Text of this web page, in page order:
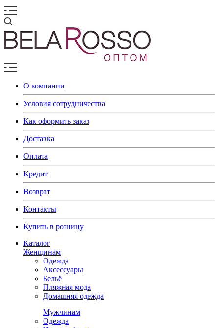
О компании
Условия сотрудничества
Как оформить заказ
Доставка
Оплата
Кредит
Возврат
Контакты
Купить в розницу
Каталог
Женщинам
Одежда
Аксессуары
Бельё
Пляжная мода
Домашняя одежда
Мужчинам
Одежда